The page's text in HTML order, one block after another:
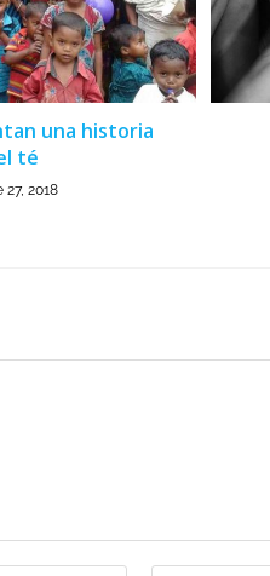
una historia
té
2018